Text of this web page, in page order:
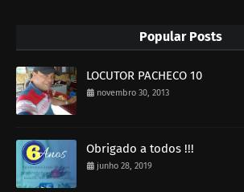
Popular Posts
LOCUTOR PACHECO 10
novembro 30, 2013
Obrigado a todos !!!
junho 28, 2019